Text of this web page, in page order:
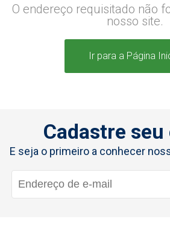
O endereço requisitado não
nosso site.
Ir para a Página
Cadastre
E seja o primeiro a conhecer